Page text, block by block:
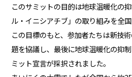
このサミットの目的は地球温暖化の
ル・イニシアチブ」の取り組みを全
この目標のもと、参加者たちは新技
題を協議し、最後に地球温暖化の抑
ミット宣言が採択されました。